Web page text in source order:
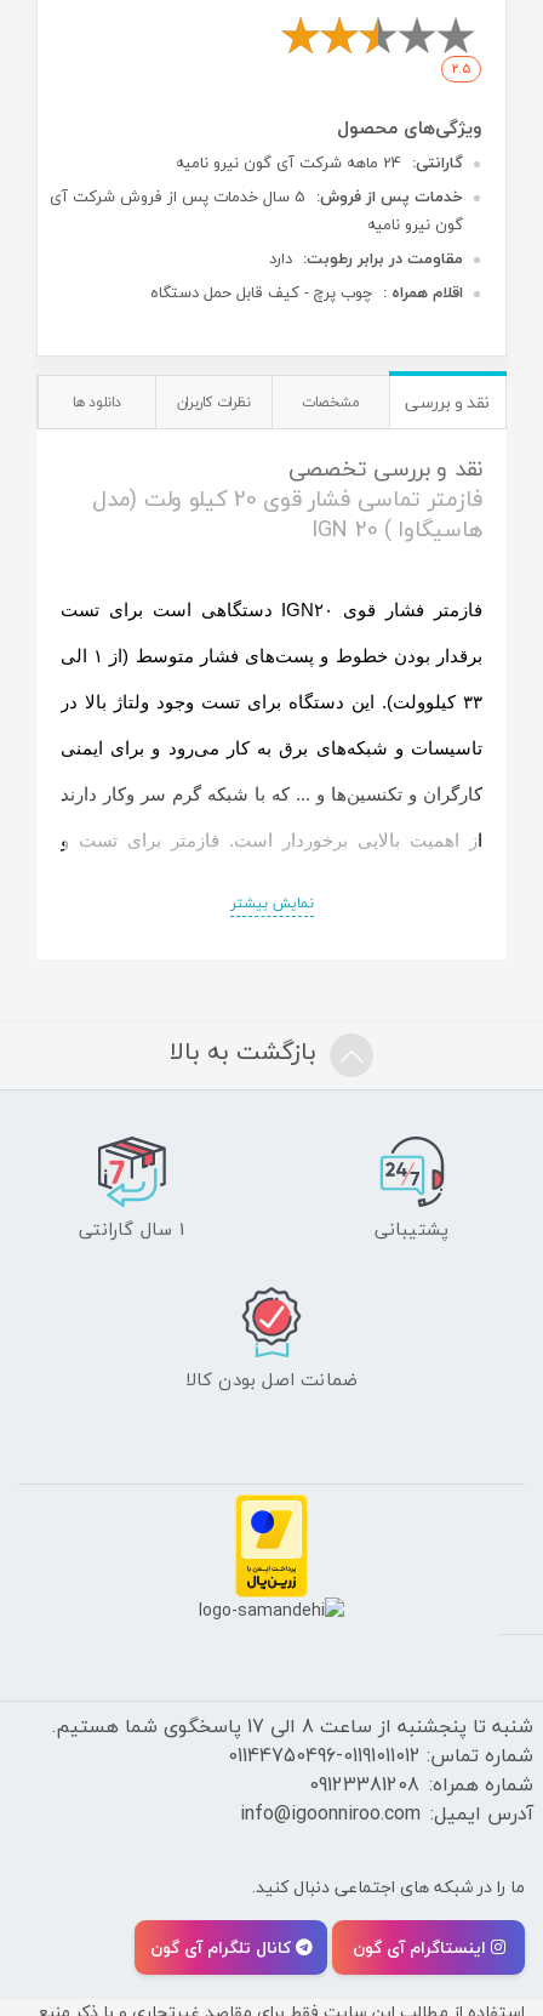
2.5
گارانتی: 24 ماهه شرکت آی گون نیرو نامیه
خدمات پس از فروش:
5 سال خدمات پس از فروش شرکت آی
گون نیرو نامیه
مقاومت در برابر رطوبت: دارد
اقلام همراه : چوب پرچ - کیف قابل حمل دستگاه
نقد و بررسی مشخصات نظرات کاربران دانلود ها
نقد و بررسی تخصصی
فازمتر تماسی فشار قوی 20 کیلو ولت (مدل
هاسیگاوا ) IGN 20
فازمتر فشار قوی IGN۲۰ دستگاهی است برای تست
برقدار بودن خطوط و پست‌های فشار متوسط (از ۱ الی
۳۳ کیلوولت). این دستگاه برای تست وجود ولتاژ بالا در
تاسیسات و شبکه‌های برق به کار می‌رود و برای ایمنی
کارگران و تکنسین‌ها و ... که با شبکه گرم سر وکار دارند
از اهمیت بالایی برخوردار است. فازمتر برای تست و
قبل از شروع به کار با شبکه ، از بی برق بودن آن
دستگاه فازمتر می‌باشد.
فازمتر ولتاژ را از دو طریق نوری و صوتی آگاهی میدهد.
نقل ساده از مشخصات ویژه این دستگاه می باشد. تمام
ویژگی های مثبت ذکر شده این دستگاه با راحتی قابل
نمایش بیشتر
بازگشت به بالا
پشتیبانی 1 سال گارانتی
ضمانت اصل بودن کالا
شنبه تا پنجشنبه از ساعت 8 الی 17 پاسخگوی شما هستیم.
شماره تماس: 01191011012-01144750496
شماره همراه:
آدرس ایمیل:
ما را در شبکه های اجتماعی دنبال کنید.
اینستاگرام آی گون کانال تلگرام آی گون